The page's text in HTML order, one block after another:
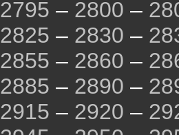
2795 – 2800 –
2825 – 2830 –
2855 – 2860 –
2885 – 2890 –
2915 – 2920 –